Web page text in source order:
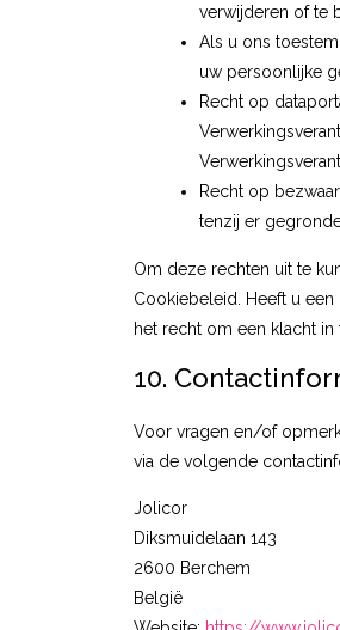
verwijderen of te
Als u ons
uw persoonlijke
Recht op
Recht op
tenzij er
Om deze rechten uit te
Cookiebeleid. Heeft u
het recht om een klacht
10.
Voor vragen en/of
via de volgende
Jolicor
Diksmuidelaan 143
2600 Berchem
België